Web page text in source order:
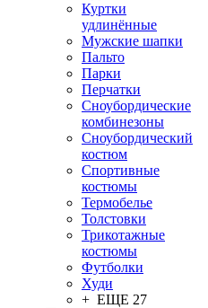
Куртки
удлинённые
Мужские шапки
Пальто
Парки
Перчатки
Сноубордические
комбинезоны
Сноубордический
костюм
Спортивные
костюмы
Термобелье
Толстовки
Трикотажные
костюмы
Футболки
Худи
+ ЕЩЕ 27